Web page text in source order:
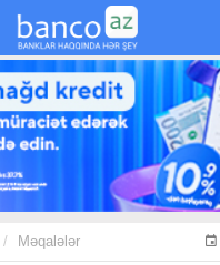
Məqalələr